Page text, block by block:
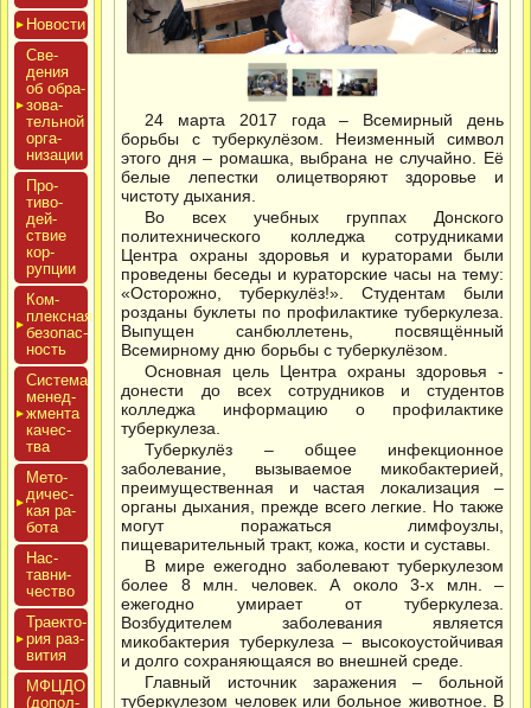
Новос­ти
Све­
дения
об об­ра­
зова­
тель­ной
ор­га­
низа­ции
Про­
тиво­
дей­
ствие
кор­
рупции
Ком­
плексная
бе­зопас­
ность
Сис­те­ма
ме­нед­
жмен­та
ка­чес­
тва
Мето­
дичес­
кая ра­
бота
Нас­
тавни­
чес­тво
Тра­ек­то­
рия раз­
ви­тия
МФЦДО
(до­пол­
24 марта 2017 года – Всемирный день
борьбы с туберкулёзом. Неизменный символ
этого дня – ромашка, выбрана не случайно. Её
белые лепестки олицетворяют здоровье и
чистоту дыхания.
Во всех учебных группах Донского
политехнического колледжа сотрудниками
Центра охраны здоровья и кураторами были
проведены беседы и кураторские часы на тему:
«Осторожно, туберкулёз!». Студентам были
розданы буклеты по профилактике туберкулеза.
Выпущен санбюллетень, посвящённый
Всемирному дню борьбы с туберкулёзом.
Основная цель Центра охраны здоровья -
донести до всех сотрудников и студентов
колледжа информацию о профилактике
туберкулеза.
Туберкулёз – общее инфекционное
заболевание, вызываемое микобактерией,
преимущественная и частая локализация –
органы дыхания, прежде всего легкие. Но также
могут поражаться лимфоузлы,
пищеварительный тракт, кожа, кости и суставы.
В мире ежегодно заболевают туберкулезом
более 8 млн. человек. А около 3-х млн. –
ежегодно умирает от туберкулеза.
Возбудителем заболевания является
микобактерия туберкулеза – высокоустойчивая
и долго сохраняющаяся во внешней среде.
Главный источник заражения – больной
туберкулезом человек или больное животное. В